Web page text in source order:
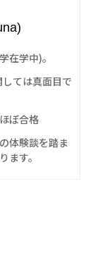
在学中)。
ては真面目で
ぼ合格
体験談を踏ま
ます。